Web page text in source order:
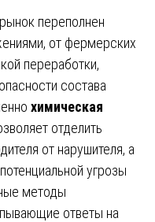
переполнен
от фермерских
переработки,
состава
химическая
отделить
от нарушителя, а
угрозы
методы
ответы на